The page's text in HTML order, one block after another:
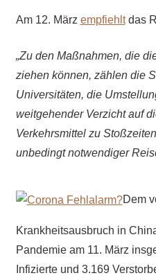
Am 12. März empfiehltdas
„Zu den Maßnahmen, die
ziehen können, zählen die
Universitäten, die
weitgehender Verzicht auf
Verkehrsmittel zu
unbedingt notwendiger
Dem
Krankheitsausbruch in
Pandemie am 11. März
Infizierte und 3.169